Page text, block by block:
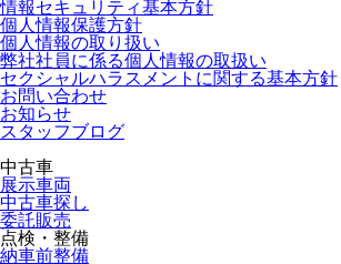
情報セキュリティ基本方針
個人情報保護方針
個人情報の取り扱い
弊社社員に係る個人情報の取扱い
セクシャルハラスメントに関する基本方針
お問い合わせ
お知らせ
スタッフブログ
中古車
展示車両
中古車探し
委託販売
点検・整備
納車前整備